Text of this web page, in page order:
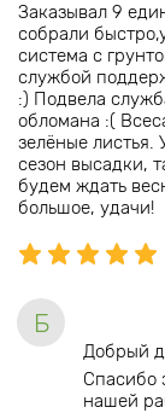
Заказывал 9
собрали
система с
службой
:) Подвела
обломана :(
зелёные листья.
сезон высадки,
будем ждать
большое, удачи!
Б
Добрый
Спасибо
нашей